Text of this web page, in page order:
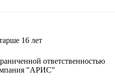
16 лет
ответственностью
"АРИС"